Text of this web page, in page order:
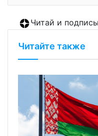
Читай и
Читайте также